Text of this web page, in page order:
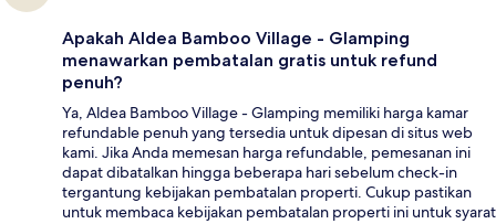
Apakah Aldea Bamboo Village - Glamping
menawarkan pembatalan gratis untuk refund
penuh?
Ya, Aldea Bamboo Village - Glamping memiliki harga kamar
refundable penuh yang tersedia untuk dipesan di situs web
kami. Jika Anda memesan harga refundable, pemesanan ini
dapat dibatalkan hingga beberapa hari sebelum check-in
tergantung kebijakan pembatalan properti. Cukup pastikan
untuk membaca kebijakan pembatalan properti ini untuk syarat